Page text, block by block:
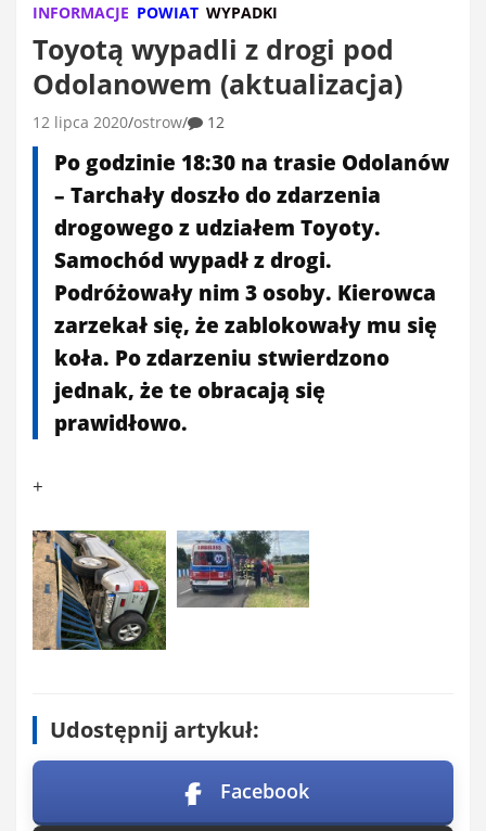
INFORMACJE POWIAT WYPADKI
Toyotą wypadli z drogi pod
Odolanowem (aktualizacja)
12 lipca 2020 ostrow 12
Po godzinie 18:30 na trasie Odolanów
– Tarchały doszło do zdarzenia
drogowego z udziałem Toyoty.
Samochód wypadł z drogi.
Podróżowały nim 3 osoby. Kierowca
zarzekał się, że zablokowały mu się
koła. Po zdarzeniu stwierdzono
jednak, że te obracają się
prawidłowo.
+
Udostępnij artykuł:
Facebook